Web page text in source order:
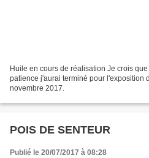
Huile en cours de réalisation Je crois
patience j'aurai terminé pour l'exposition
novembre 2017.
POIS DE SENTEUR
Publié le 20/07/2017 à 08:28